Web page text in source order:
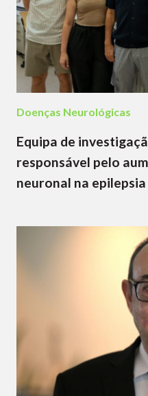
Doenças Neurológicas
Equipa de
responsável pelo
neuronal na epilepsia